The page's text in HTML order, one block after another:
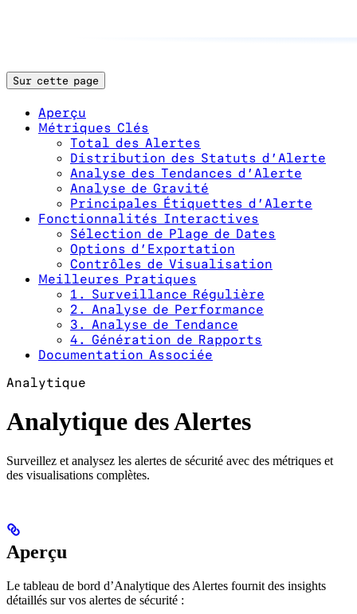
Sur cette page
Aperçu
Métriques Clés
Total des Alertes
Distribution des Statuts d’Alerte
Analyse des Tendances d’Alerte
Analyse de Gravité
Principales Étiquettes d’Alerte
Fonctionnalités Interactives
Sélection de Plage de Dates
Options d’Exportation
Contrôles de Visualisation
Meilleures Pratiques
1. Surveillance Régulière
2. Analyse de Performance
3. Analyse de Tendance
4. Génération de Rapports
Documentation Associée
Analytique
Analytique des Alertes
Surveillez et analysez les alertes de sécurité avec des métriques et
des visualisations complètes.
Aperçu
Le tableau de bord d’Analytique des Alertes fournit des insights
détaillés sur vos alertes de sécurité :